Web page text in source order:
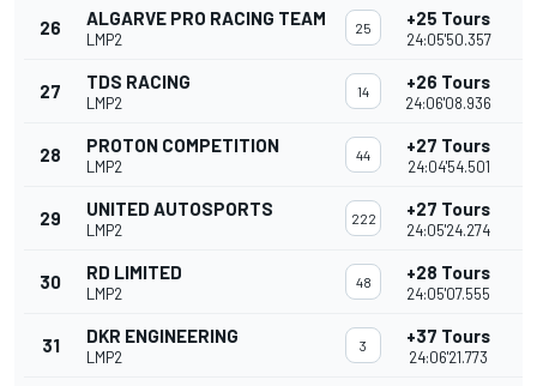
26 ALGARVE PRO RACING TEAM
LMP2
25 +25 Tours
24:05'50.357
27 TDS RACING
LMP2
14 +26 Tours
24:06'08.936
28 PROTON COMPETITION
LMP2
44 +27 Tours
24:04'54.501
29 UNITED AUTOSPORTS
LMP2
222 +27 Tours
24:05'24.274
30 RD LIMITED
LMP2
48 +28 Tours
24:05'07.555
31 DKR ENGINEERING
LMP2
3 +37 Tours
24:06'21.773